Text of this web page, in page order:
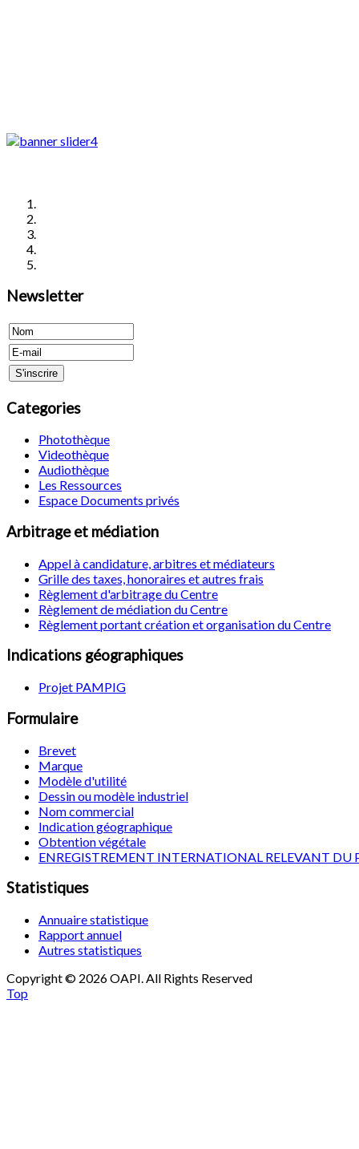
Newsletter
Categories
Photothèque
Videothèque
Audiothèque
Les Ressources
Espace Documents privés
Arbitrage et médiation
Appel à candidature, arbitres et médiateurs
Grille des taxes, honoraires et autres frais
Règlement d'arbitrage du Centre
Règlement de médiation du Centre
Règlement portant création et organisation du Centre
Indications géographiques
Projet PAMPIG
Formulaire
Brevet
Marque
Modèle d'utilité
Dessin ou modèle industriel
Nom commercial
Indication géographique
Obtention végétale
ENREGISTREMENT INTERNATIONAL RELEVANT DU
Statistiques
Annuaire statistique
Rapport annuel
Autres statistiques
Copyright © 2026 OAPI. All Rights Reserved
Top